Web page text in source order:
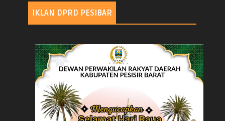
IKLAN DPRD PESIBAR